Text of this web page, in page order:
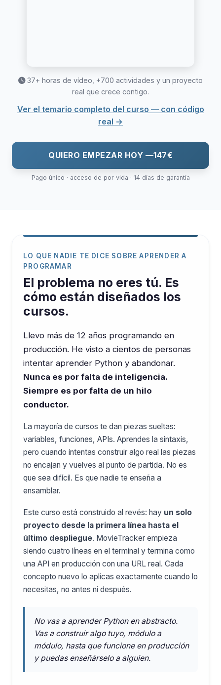
37+ horas de vídeo, +700 actividades y un proyecto
real que crece contigo.
Ver el temario completo del curso — con código
real →
QUIERO EMPEZAR HOY —147€
Pago único · acceso de por vida · 14 días de garantía
LO QUE NADIE TE DICE SOBRE APRENDER A
PROGRAMAR
El problema no eres tú. Es
cómo están diseñados los
cursos.
Llevo más de 12 años programando en
producción. He visto a cientos de personas
intentar aprender Python y abandonar.
Nunca es por falta de inteligencia.
Siempre es por falta de un hilo
conductor.
La mayoría de cursos te dan piezas sueltas:
variables, funciones, APIs. Aprendes la sintaxis,
pero cuando intentas construir algo real las piezas
no encajan y vuelves al punto de partida. No es
que sea difícil. Es que nadie te enseña a
ensamblar.
Este curso está construido al revés: hay un solo
proyecto desde la primera línea hasta el
último despliegue. MovieTracker empieza
siendo cuatro líneas en el terminal y termina como
una API en producción con una URL real. Cada
concepto nuevo lo aplicas exactamente cuando lo
necesitas, no antes ni después.
No vas a aprender Python en abstracto.
Vas a construir algo tuyo, módulo a
módulo, hasta que funcione en producción
y puedas enseñárselo a alguien.